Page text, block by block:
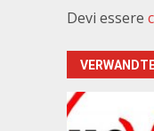
Devi essere